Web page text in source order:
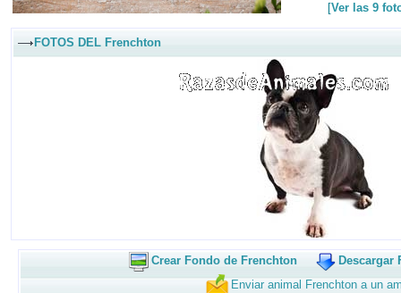
[Ver las 9
FOTOS DEL Frenchton
Crear Fondo de Frenchton
Descargar
Enviar animal Frenchton a un